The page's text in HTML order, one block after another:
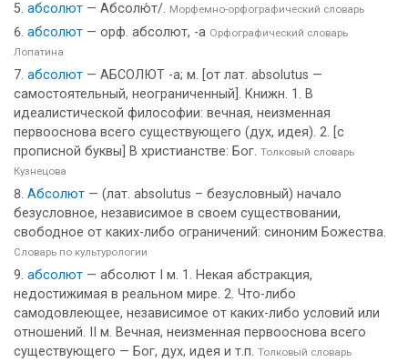
абсолют — Абсолю́т/. Морфемно-орфографический словарь
абсолют — орф. абсолют, -а Орфографический словарь
Лопатина
абсолют — АБСОЛЮТ -а; м. [от лат. absolutus —
самостоятельный, неограниченный]. Книжн. 1. В
идеалистической философии: вечная, неизменная
первооснова всего существующего (дух, идея). 2. [с
прописной буквы] В христианстве: Бог. Толковый словарь
Кузнецова
Абсолют — (лат. absolutus – безусловный) начало
безусловное, независимое в своем существовании,
свободное от каких-либо ограничений: синоним Божества.
Словарь по культурологии
абсолют — абсолют I м. 1. Некая абстракция,
недостижимая в реальном мире. 2. Что-либо
самодовлеющее, независимое от каких-либо условий или
отношений. II м. Вечная, неизменная первооснова всего
существующего — Бог, дух, идея и т.п. Толковый словарь